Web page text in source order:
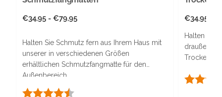
Normaler
€34,95 - €79,95
Halten Sie Schmutz fern aus Ihrem Haus mit
unserer in verschiedenen Größen
erhältlichen Schmutzfangmatte für den
Außenbereich.
Bewertung:
Normaler
€34,95 -
Halten Sie
draußen